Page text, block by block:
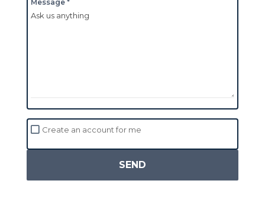
Message *
Create an account for me
SEND